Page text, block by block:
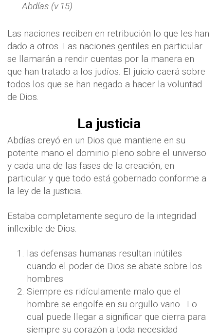
Abdías (v.15)
Las naciones reciben en retribución lo que les han
dado a otros. Las naciones gentiles en particular
se llamarán a rendir cuentas por la manera en
que han tratado a los judíos. El juicio caerá sobre
todos los que se han negado a hacer la voluntad
de Dios.
La justicia
Abdías creyó en un Dios que mantiene en su
potente mano el dominio pleno sobre el universo
y cada una de las fases de la creación, en
particular y que todo está gobernado conforme a
la ley de la justicia.
Estaba completamente seguro de la integridad
inflexible de Dios.
las defensas humanas resultan inútiles
cuando el poder de Dios se abate sobre los
hombres
Siempre es ridículamente malo que el
hombre se engolfe en su orgullo vano. Lo
cual puede llegar a significar que cierra para
siempre su corazón a toda necesidad